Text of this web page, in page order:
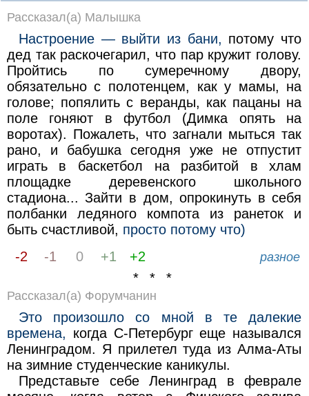
Рассказал(а) Малышка
Настроение — выйти из бани, потому что
дед так раскочегарил, что пар кружит голову.
Пройтись по сумеречному двору,
обязательно с полотенцем, как у мамы, на
голове; попялить с веранды, как пацаны на
поле гоняют в футбол (Димка опять на
воротах). Пожалеть, что загнали мыться так
рано, и бабушка сегодня уже не отпустит
играть в баскетбол на разбитой в хлам
площадке деревенского школьного
стадиона... Зайти в дом, опрокинуть в себя
полбанки ледяного компота из ранеток и
быть счастливой, просто потому что)
-2
-1 0 +1 +2 разное
* * *
Рассказал(а) Форумчанин
Это произошло со мной в те далекие
времена, когда С-Петербург еще назывался
Ленинградом. Я прилетел туда из Алма-Аты
на зимние студенческие каникулы.
Представьте себе Ленинград в феврале